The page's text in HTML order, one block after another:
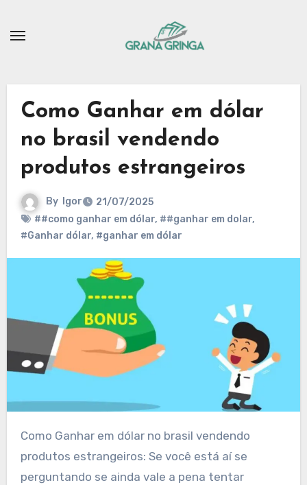
Como Ganhar em dólar
no brasil vendendo
produtos estrangeiros
By Igor
21/07/2025
##como ganhar em dólar, ##ganhar em dolar,
#Ganhar dólar, #ganhar em dólar
Como Ganhar em dólar no brasil vendendo
produtos estrangeiros: Se você está aí se
perguntando se ainda vale a pena tentar